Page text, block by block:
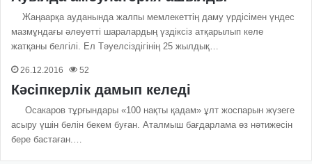
Жаңаарқа ауданында жалпы мемлекеттің даму үрдісімен үндес
мазмұндағы әлеуетті шаралардың үздіксіз атқарылып келе
жатқаны белгілі. Ел Тәуелсіздігінің 25 жылдық…
26.12.2016 52
Кәсіпкерлік дамып келеді
Осакаров тұрғындары «100 нақты қадам» ұлт жоспарын жүзеге
асыру үшін белін бекем буған. Аталмыш бағдарлама өз нәтижесін
бере бастаған.…